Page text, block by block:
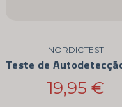
NORDICTEST
19,95 €